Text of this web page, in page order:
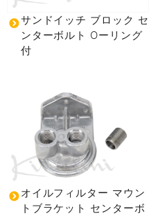
サンドイッチ ブロック セ
ンターボルト Oーリング
付
オイルフィルター マウン
トブラケット センターボ